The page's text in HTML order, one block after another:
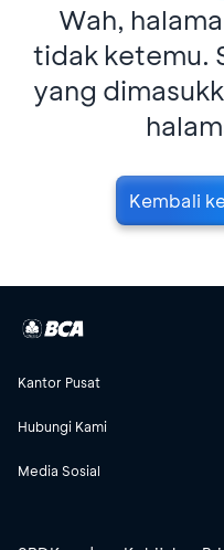
Wah,
tidak ketemu.
yang
Kembali
Kantor Pusat
Hubungi Kami
Media Sosial